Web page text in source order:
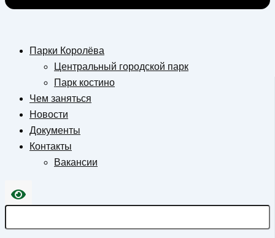
Парки Королёва
Центральный городской парк
Парк костино
Чем заняться
Новости
Документы
Контакты
Вакансии